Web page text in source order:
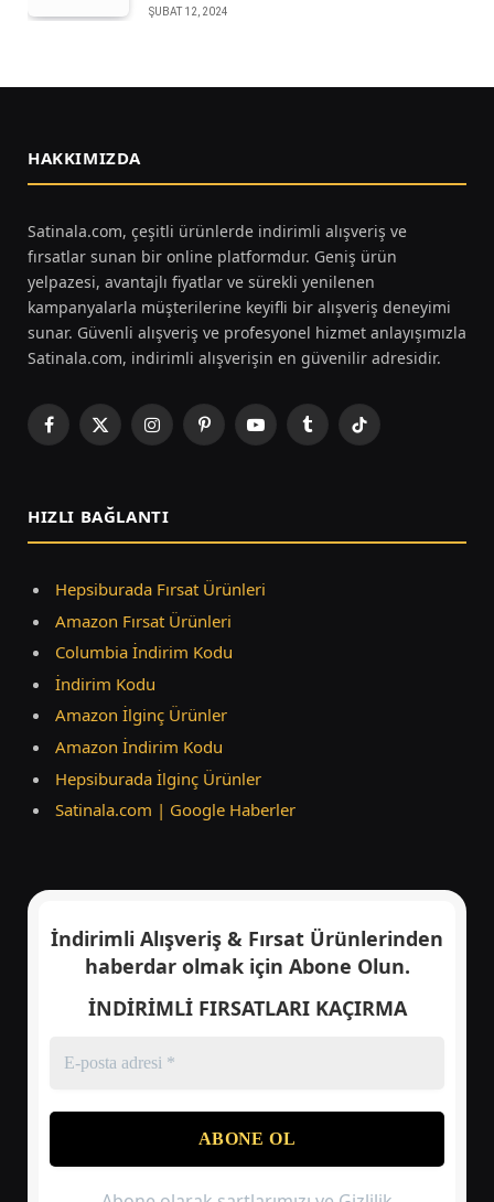
ŞUBAT 12, 2024
HAKKIMIZDA
Satinala.com, çeşitli ürünlerde indirimli alışveriş ve
fırsatlar sunan bir online platformdur. Geniş ürün
yelpazesi, avantajlı fiyatlar ve sürekli yenilenen
kampanyalarla müşterilerine keyifli bir alışveriş deneyimi
sunar. Güvenli alışveriş ve profesyonel hizmet anlayışımızla
Satinala.com, indirimli alışverişin en güvenilir adresidir.
Facebook
X
InstagramPinterestYouTubeTumblrTikTok
HIZLI BAĞLANTI
Hepsiburada Fırsat Ürünleri
Amazon Fırsat Ürünleri
Columbia İndirim Kodu
İndirim Kodu
Amazon İlginç Ürünler
Amazon İndirim Kodu
Hepsiburada İlginç Ürünler
Satinala.com | Google Haberler
İndirimli Alışveriş & Fırsat Ürünlerinden
haberdar olmak için Abone Olun.
İNDİRİMLİ FIRSATLARI KAÇIRMA